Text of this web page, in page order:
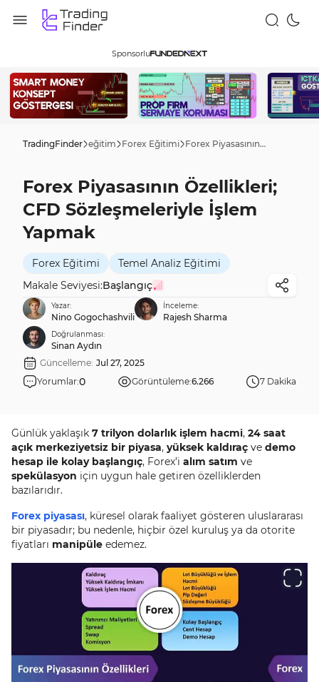
Sponsorlu
TradingFinder eğitim Forex Eğitimi Forex Piyasasının Özellikleri; CFD Sözleşmeleriyle İşlem Yapmak
Forex Piyasasının Özellikleri;
CFD Sözleşmeleriyle İşlem
Yapmak
Forex Eğitimi
Temel Analiz Eğitimi
Makale Seviyesi:Başlangıç
Yazar:
Nino Gogochashvili
İnceleme:
Rajesh Sharma
Doğrulanması:
Sinan Aydın
Güncelleme: Jul 27, 2025
Yorumlar:0 Görüntüleme:6.266 7 Dakika
Günlük yaklaşık 7 trilyon dolarlık işlem hacmi, 24 saat
açık merkeziyetsiz bir piyasa, yüksek kaldıraç ve demo
hesap ile kolay başlangıç, Forex’i alım satım ve
spekülasyon için uygun hale getiren özelliklerden
bazılarıdır.
Forex piyasası, küresel olarak faaliyet gösteren uluslararası
bir piyasadır; bu nedenle, hiçbir özel kuruluş ya da otorite
fiyatları manipüle edemez.